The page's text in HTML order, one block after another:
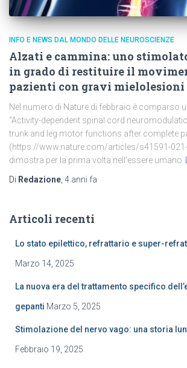
INFO E NEWS DAL MONDO DELLE NEUROSCIENZE
Alzati e cammina: uno
in grado di restituire il
pazienti con gravi mielolesioni
Nel numero di Nature di febbraio è comparso
“Activity-dependent spinal cord
trunk and leg motor functions after complete
(https://www.nature.com/articles/s41591-
dimostra per la prima volta nell’essere umano
Di Redazione, 4 anni fa
Articoli recenti
Lo stato epilettico, refrattario e super-
Marzo 14, 2025
La nuova era del trattamento specifico
gepanti Marzo 5, 2025
Stimolazione del nervo vago: una storia
Febbraio 19, 2025